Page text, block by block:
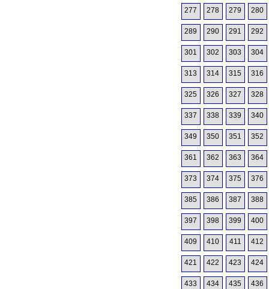
277 278 279 280
289 290 291 292
301 302 303 304
313 314 315 316
325 326 327 328
337 338 339 340
349 350 351 352
361 362 363 364
373 374 375 376
385 386 387 388
397 398 399 400
409 410 411 412
421 422 423 424
433 434 435 436